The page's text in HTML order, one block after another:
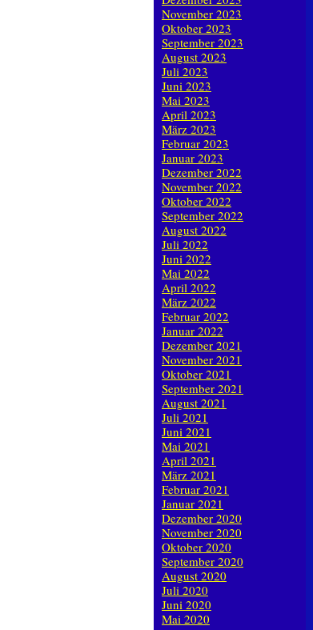
November 2023
Oktober 2023
September 2023
August 2023
Juli 2023
Juni 2023
Mai 2023
April 2023
März 2023
Februar 2023
Januar 2023
Dezember 2022
November 2022
Oktober 2022
September 2022
August 2022
Juli 2022
Juni 2022
Mai 2022
April 2022
März 2022
Februar 2022
Januar 2022
Dezember 2021
November 2021
Oktober 2021
September 2021
August 2021
Juli 2021
Juni 2021
Mai 2021
April 2021
März 2021
Februar 2021
Januar 2021
Dezember 2020
November 2020
Oktober 2020
September 2020
August 2020
Juli 2020
Juni 2020
Mai 2020